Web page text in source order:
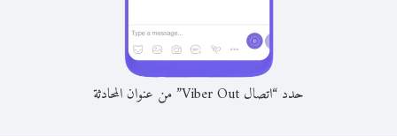
حدد “اتصال Viber Out” من عنوان المحادثة